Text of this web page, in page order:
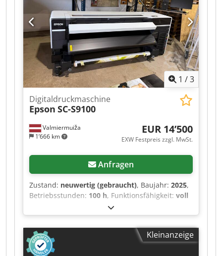
1 /3
Valmiermuiža
1’666 km
Digitaldruckmaschine
Epson SC-S9100
EUR 14’500
EXW Festpreis zzgl. MwSt.
Anfragen
Zustand: neuwertig (gebraucht), Baujahr: 2025,
Betriebsstunden: 100 h, Funktionsfähigkeit: voll
, Verkauf eines professionellen,
leistungsstarken Epson SureColor SC-S9100 Eco-
Solvent-Druckers mit einer Druckbreite von 64
Zoll. Er verfügt über das 11-Farben-UltraChrome
GS3-Tintensystem (einschließlich Grün) für eine
Kleinanzeige